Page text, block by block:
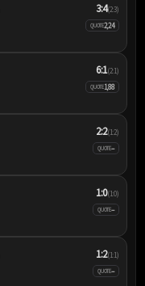
3:4(2:3)
QUOTE2,24
6:1(2:1)
QUOTE1,88
2:2(1:2)
QUOTE–
1:0(1:0)
QUOTE–
1:2(1:1)
QUOTE–